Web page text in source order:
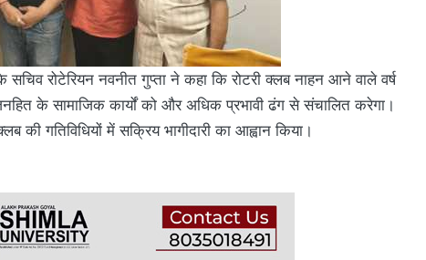
सचिव रोटेरियन नवनीत गुप्ता ने कहा कि रोटरी क्लब नाहन आने वाले वर्ष
के सामाजिक कार्यों को और अधिक प्रभावी ढंग से संचालित करेगा।
की गतिविधियों में सक्रिय भागीदारी का आह्वान किया।